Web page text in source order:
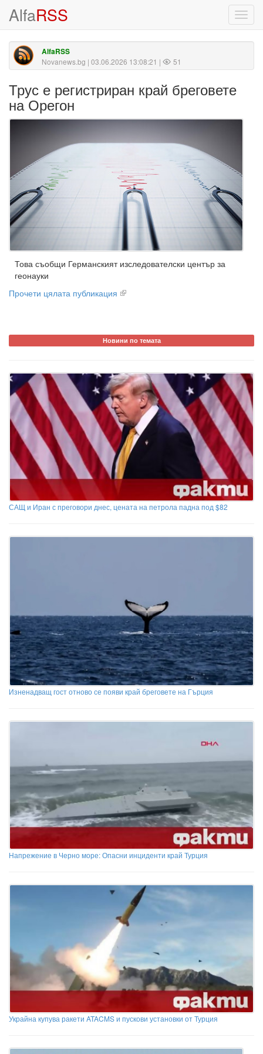
AlfaRSS
AlfaRSS
Novanews.bg | 03.06.2026 13:08:21 | 51
Трус е регистриран край бреговете
на Орегон
Това съобщи Германският изследователски център за
геонауки
Прочети цялата публикация
Новини по темата
САЩ и Иран с преговори днес, цената на петрола падна под $82
Изненадващ гост отново се появи край бреговете на Гърция
Напрежение в Черно море: Опасни инциденти край Турция
Украйна купува ракети ATACMS и пускови установки от Турция